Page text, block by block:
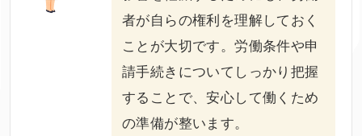
者が自らの権利を理解しておく
ことが大切です。労働条件や申
請手続きについてしっかり把握
することで、安心して働くため
の準備が整います。